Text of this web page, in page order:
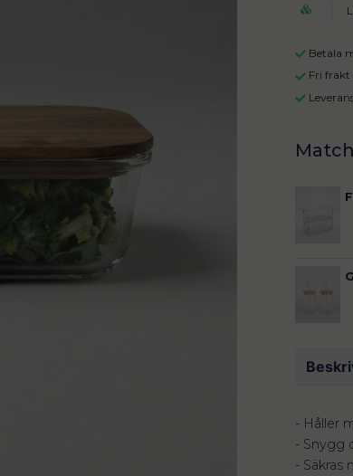
Betala
Fri frakt
- Håller
- Snygg
-